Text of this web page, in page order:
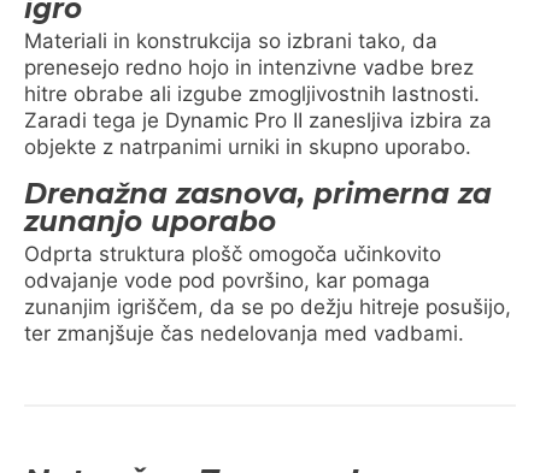
igro
Materiali in konstrukcija so izbrani tako, da
prenesejo redno hojo in intenzivne vadbe brez
hitre obrabe ali izgube zmogljivostnih lastnosti.
Zaradi tega je Dynamic Pro II zanesljiva izbira za
objekte z natrpanimi urniki in skupno uporabo.
Drenažna zasnova, primerna za
zunanjo uporabo
Odprta struktura plošč omogoča učinkovito
odvajanje vode pod površino, kar pomaga
zunanjim igriščem, da se po dežju hitreje posušijo,
ter zmanjšuje čas nedelovanja med vadbami.